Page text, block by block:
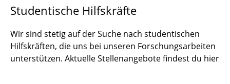
Studentische Hilfskräfte
Wir sind stetig auf der Suche nach studentischen
Hilfskräften, die uns bei unseren Forschungsarbeiten
unterstützen. Aktuelle Stellenangebote findest du hier